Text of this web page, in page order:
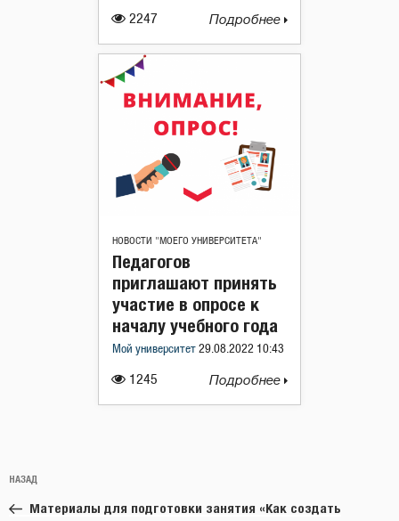
2247 Подробнее
НОВОСТИ "МОЕГО УНИВЕРСИТЕТА"
1245
Педагогов
приглашают принять
участие в опросе к
началу учебного года
Мой университет 29.08.2022 10:43
Подробнее
по
записям
Предыдущая
запись:
НАЗАД
Материалы для подготовки занятия «Как создать